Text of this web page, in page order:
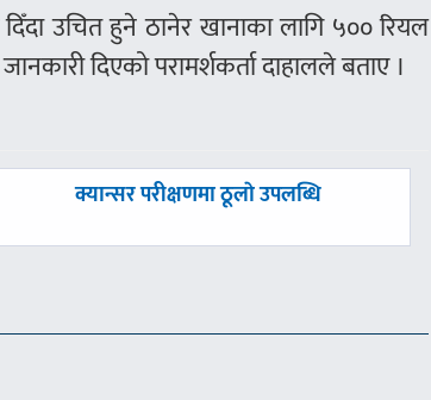
उचित हुने ठानेर खानाका लागि ५०० रियल
दिएको परामर्शकर्ता दाहालले बताए ।
अघिल्लाे
क्यान्सर परीक्षणमा ठूलाे उपलब्धि